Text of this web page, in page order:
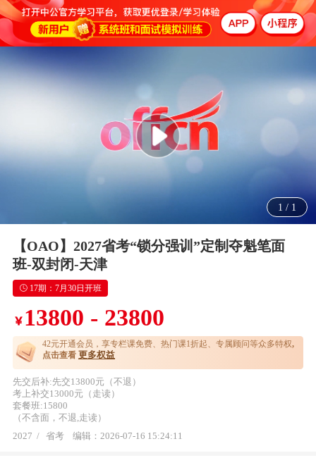
1 / 1
【OAO】2027省考“锁分强训”定制夺魁笔面
班-双封闭-天津
17期：7月30日开班
￥13800 - 23800
42元开通会员，享专栏课免费、热门课1折起、专属顾问等众多特权,
点击查看 更多权益
先交后补:先交13800元（不退）
考上补交13000元（走读）
套餐班:15800
（不含面，不退,走读）
2027 / 省考 编辑：2026-07-16 15:24:11